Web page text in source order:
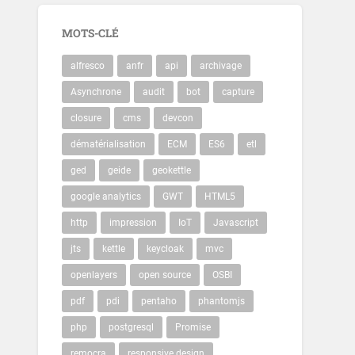
MOTS-CLÉ
alfresco anfr api archivage
Asynchrone audit bot capture
closure cms devcon
dématérialisation ECM ES6 etl
ged geide geokettle
google analytics GWT HTML5
http impression IoT Javascript
jts kettle keycloak mvc
openlayers open source OSBI
pdf pdi pentaho phantomjs
php postgresql Promise